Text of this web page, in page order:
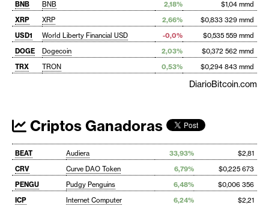
BNB
BNB 2,18%
$1,04 mmd
XRP
XRP 2,66%
$0,833 329 mmd
USD1
World Liberty Financial USD -0,0%
$0,535 559 mmd
DOGE
Dogecoin 2,03%
$0,372 562 mmd
TRX
TRON 0,53% $0,294 843 mmd
DiarioBitcoin.com
Criptos Ganadoras
BEAT Audiera 33,93%
$2,81
CRV
Curve DAO Token 6,79%
$0,225 673
PENGU
Pudgy Penguins 6,48%
$0,006 356
ICP
Internet Computer 6,24%
$2,21